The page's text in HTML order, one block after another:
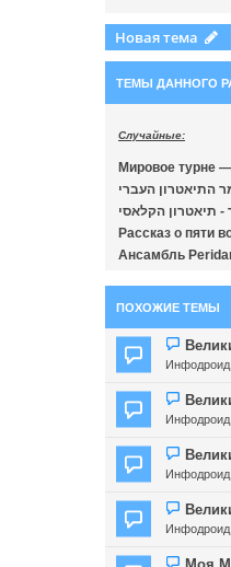
Новая тема
ТЕМЫ ДАННОГО
Случайные:
Мировое турне
התיאטרון העברי
- תיאטרון הקלאסי
Рассказ о пяти
Ансамбль
ПОХОЖИЕ ТЕМЫ
Н
о
о
е
с
о
б
е
н
Инфодроид
Н
о
о
е
с
о
б
Инфодроид
Н
о
о
е
с
о
Инфодроид
Н
о
о
Инфодроид
Н